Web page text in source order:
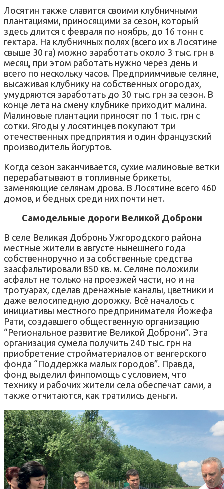
Лосятин также славится своими клубничными
плантациями, приносящими за сезон, который
здесь длится с февраля по ноябрь, до 16 тонн с
гектара. На клубничных полях (всего их в Лосятине
свыше 30 га) можно заработать около 3 тыс. грн в
месяц, при этом работать нужно через день и
всего по нескольку часов. Предприимчивые селяне,
высаживая клубнику на собственных огородах,
умудряются заработать до 30 тыс. грн за сезон. В
конце лета на смену клубнике приходит малина.
Малиновые плантации приносят по 1 тыс. грн с
сотки. Ягоды у лосятинцев покупают три
отечественных предприятия и один французский
производитель йогуртов.
Когда сезон заканчивается, сухие малиновые ветки
перерабатывают в топливные брикеты,
заменяющие селянам дрова. В Лосятине всего 460
домов, и бедных среди них почти нет.
Самодельные дороги Великой Доброни
В селе Великая Добронь Ужгородского района
местные жители в августе нынешнего года
собственноручно и за собственные средства
заасфальтировали 850 кв. м. Селяне положили
асфальт не только на проезжей части, но и на
тротуарах, сделав дренажные каналы, цветники и
даже велосипедную дорожку. Всё началось с
инициативы местного предпринимателя Йожефа
Рати, создавшего общественную организацию
“Региональное развитие Великой Доброни”. Эта
организация сумела получить 240 тыс. грн на
приобретение стройматериалов от венгерского
фонда “Поддержка малыx городов”. Правда,
фонд выделил финпомощь с условием, что
технику и рабочих жители села обеспечат сами, а
также отчитаются, как тратились деньги.